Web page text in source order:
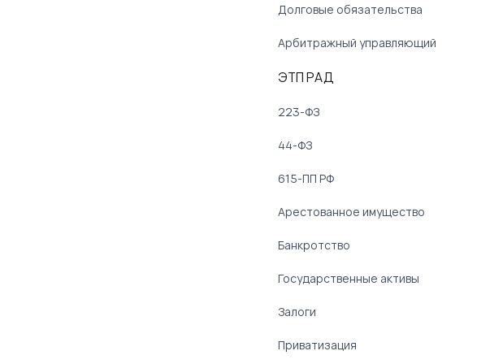
Долговые обязательства
Арбитражный управляющий
ЭТП РАД
223-ФЗ
44-ФЗ
615-ПП РФ
Арестованное имущество
Банкротство
Государственные активы
Залоги
Приватизация